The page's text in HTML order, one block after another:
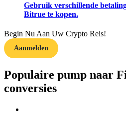
Verdienen
Gebruik verschillende
Bitrue te kopen.
Begin Nu Aan Uw Crypto Reis!
Aanmelden
Populaire pump naar
conversies